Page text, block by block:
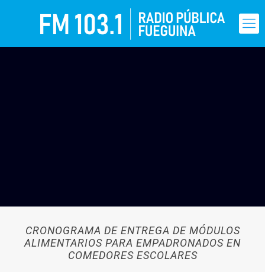
CRONOGRAMA DE ENTREGA DE MÓDULOS
ALIMENTARIOS PARA EMPADRONADOS EN
COMEDORES ESCOLARES